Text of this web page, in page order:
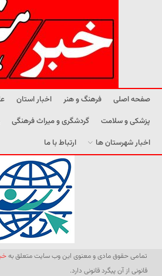
صفحه اصلی فرهنگ و هنر اخبار استان
پزشکی و سلامت
گردشگری و میراث فرهنگی
اخبار شهرستان ها
ارتباط با ما
تمامی حقوق مادی و معنوی این وب سایت متعلق به
قانونی از آن پیگرد قانونی دارد.